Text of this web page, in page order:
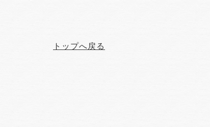
トップへ戻る